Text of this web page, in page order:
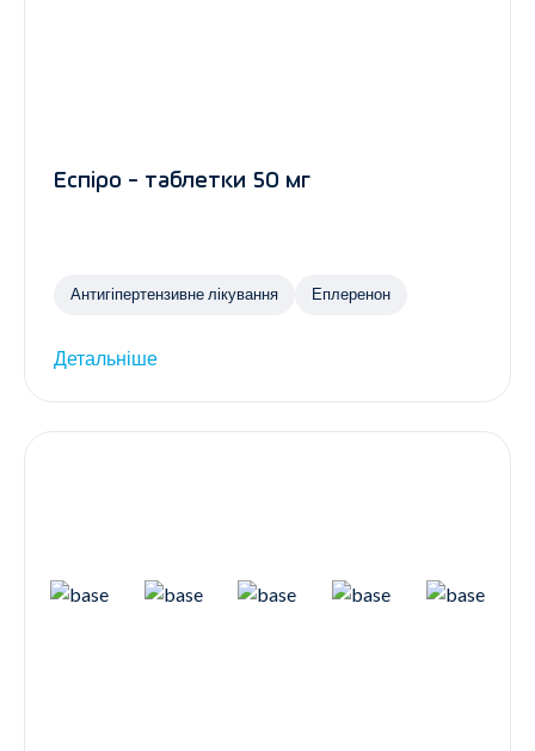
Еспіро - таблетки 50 мг
Антигіпертензивне лікування Еплеренон
Детальніше